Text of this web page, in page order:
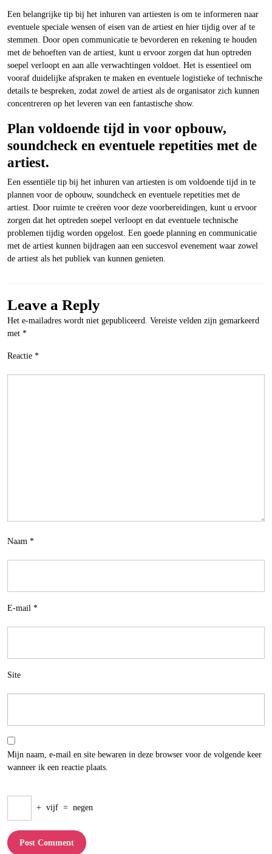
Een belangrijke tip bij het inhuren van artiesten is om te informeren naar
eventuele speciale wensen of eisen van de artiest en hier tijdig over af te
stemmen. Door open communicatie te bevorderen en rekening te houden
met de behoeften van de artiest, kunt u ervoor zorgen dat hun optreden
soepel verloopt en aan alle verwachtingen voldoet. Het is essentieel om
vooraf duidelijke afspraken te maken en eventuele logistieke of technische
details te bespreken, zodat zowel de artiest als de organisator zich kunnen
concentreren op het leveren van een fantastische show.
Plan voldoende tijd in voor opbouw,
soundcheck en eventuele repetities met de
artiest.
Een essentiële tip bij het inhuren van artiesten is om voldoende tijd in te
plannen voor de opbouw, soundcheck en eventuele repetities met de
artiest. Door ruimte te creëren voor deze voorbereidingen, kunt u ervoor
zorgen dat het optreden soepel verloopt en dat eventuele technische
problemen tijdig worden opgelost. Een goede planning en communicatie
met de artiest kunnen bijdragen aan een succesvol evenement waar zowel
de artiest als het publiek van kunnen genieten.
Leave a Reply
Het e-mailadres wordt niet gepubliceerd. Vereiste velden zijn gemarkeerd
met *
Reactie *
Naam *
E-mail *
Site
Mijn naam, e-mail en site bewaren in deze browser voor de volgende keer
wanneer ik een reactie plaats.
+ vijf = negen